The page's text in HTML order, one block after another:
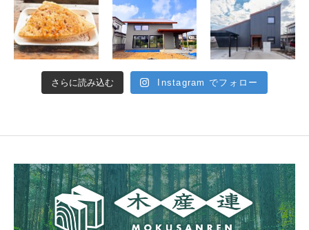
さらに読み込む Instagram でフォロー